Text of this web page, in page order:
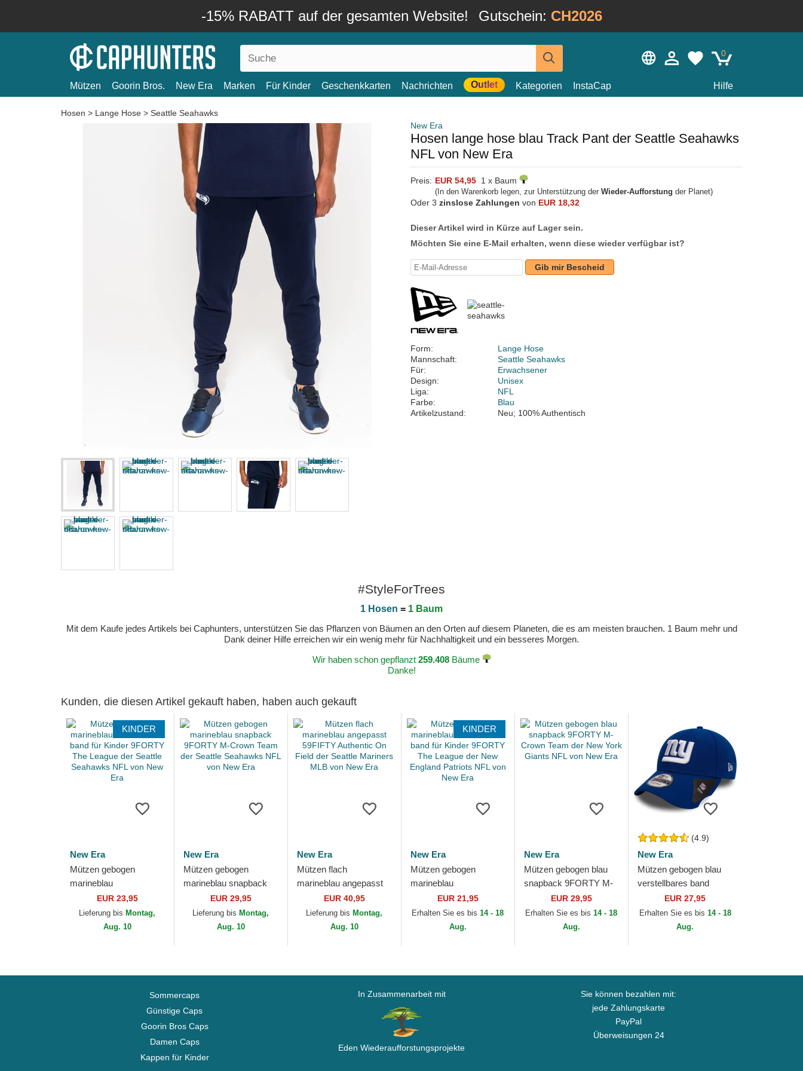
-15% RABATT auf der gesamten Website! Gutschein: CH2026
0
Mützen Goorin Bros. New Era Marken Für Kinder Geschenkkarten Nachrichten Outlet Kategorien InstaCap Hilfe
Hosen > Lange Hose > Seattle Seahawks
New Era
Hosen lange hose blau Track Pant der Seattle Seahawks
NFL von New Era
Preis: EUR 54,95 1 x Baum
(In den Warenkorb legen, zur Unterstützung der Wieder-Aufforstung der Planet)
Oder 3 zinslose Zahlungen von EUR 18,32
Dieser Artikel wird in Kürze auf Lager sein.
Möchten Sie eine E-Mail erhalten, wenn diese wieder verfügbar ist?
Gib mir Bescheid
Form:
Lange Hose
Mannschaft:
Seattle Seahawks
Für:
Erwachsener
Design:
Unisex
Liga:
NFL
Farbe:
Blau
Artikelzustand:
Neu; 100% Authentisch
#StyleForTrees
1 Hosen = 1 Baum
Mit dem Kaufe jedes Artikels bei Caphunters, unterstützen Sie das Pflanzen von Bäumen an den Orten auf diesem Planeten, die es am meisten brauchen. 1 Baum mehr und
Dank deiner Hilfe erreichen wir ein wenig mehr für Nachhaltigkeit und ein besseres Morgen.
Wir haben schon gepflanzt 259.408Bäume
Danke!
Kunden, die diesen Artikel gekauft haben, haben auch gekauft
KINDER
New Era
Mützen gebogen
marineblau
verstellbares band für
Kinder 9FORTY The
League der Seattle
EUR 23,95
Lieferung bis Montag,
Aug. 10
New Era
Mützen gebogen
marineblau snapback
9FORTY M-Crown
Team der Seattle
Seahawks NFL von
EUR 29,95
Lieferung bis Montag,
Aug. 10
New Era
Mützen flach
marineblau angepasst
59FIFTY Authentic On
Field der Seattle
Mariners MLB von New
EUR 40,95
Lieferung bis Montag,
Aug. 10
KINDER
New Era
Mützen gebogen
marineblau
verstellbares band für
Kinder 9FORTY The
League der New
EUR 21,95
Erhalten Sie es bis14 - 18
Aug.
New Era
Mützen gebogen blau
snapback 9FORTY M-
Crown Team der New
York Giants NFL von
EUR 29,95
Erhalten Sie es bis14 - 18
Aug.
(4.9)
New Era
Mützen gebogen blau
verstellbares band
9FORTY The League
der New York Giants
NFL von New Era
EUR 27,95
Erhalten Sie es bis 14 - 18
Aug.
Sommercaps
Günstige Caps
Goorin Bros Caps
Damen Caps
Kappen für Kinder
In Zusammenarbeit mit
Eden Wiederaufforstungsprojekte
Sie können bezahlen mit:
jede Zahlungskarte
PayPal
Überweisungen 24